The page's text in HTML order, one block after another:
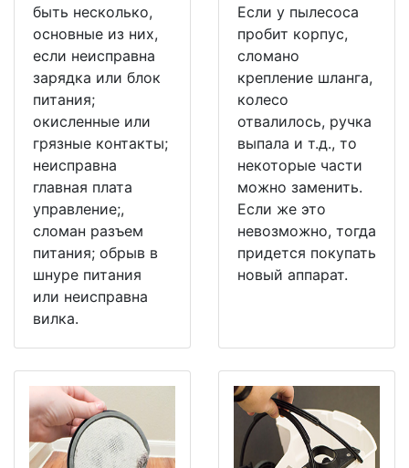
быть несколько,
основные из них,
если неисправна
зарядка или блок
питания;
окисленные или
грязные контакты;
неисправна
главная плата
управление;,
сломан разъем
питания; обрыв в
шнуре питания
или неисправна
вилка.
Если у пылесоса
пробит корпус,
сломано
крепление шланга,
колесо
отвалилось, ручка
выпала и т.д., то
некоторые части
можно заменить.
Если же это
невозможно, тогда
придется покупать
новый аппарат.